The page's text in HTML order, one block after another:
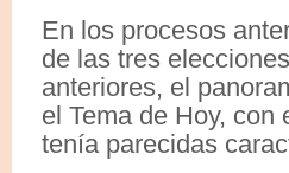
En los procesos
de las tres
anteriores, el
el Tema de Hoy, con
tenía parecidas